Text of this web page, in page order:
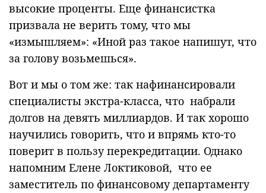
высокие проценты. Еще финансистка
призвала не верить тому, что мы
«измышляем»: «Иной раз такое напишут, что
за голову возьмешься».
Вот и мы о том же: так нафинансировали
специалисты экстра-класса, что набрали
долгов на девять миллиардов. И так хорошо
научились говорить, что и впрямь кто-то
поверит в пользу перекредитации. Однако
напомним Елене Локтиковой, что ее
заместитель по финансовому департаменту